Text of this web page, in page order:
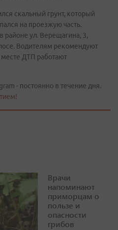
скальный грунт, который
на проезжую часть.
районе ул. Верещагина, 3,
Водителям рекомендуют
месте ДТП работают
- постоянно в течение дня.
Врачи
напоминают
приморцам о
пользе и
опасности
грибов